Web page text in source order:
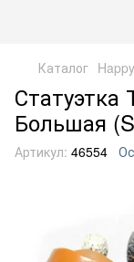
Каталог
Большая
Артикул: 46554